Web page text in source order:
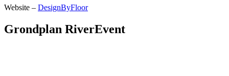
Website – DesignByFloor
Grondplan RiverEvent